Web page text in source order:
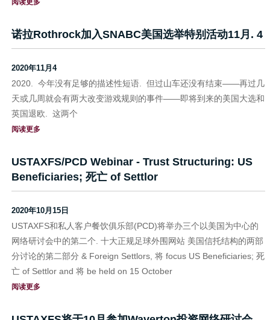
诺拉Rothrock加入SNABC美国选举特别活动11月. 4
2020年11月4
2020. 今年没有足够的描述性短语. 但过山车还没有结束——再过几
天或几周就会有两大改变游戏规则的事件——即将到来的美国大选和
英国退欧. 这两个
阅读更多
USTAXFS/PCD Webinar - Trust Structuring: US
Beneficiaries; 死亡 of Settlor
2020年10月15日
USTAXFS和私人客户餐饮俱乐部(PCD)将举办三个以美国为中心的
网络研讨会中的第二个. 十大正规足球外围网站 美国信托结构的两部
分讨论的第二部分 & Foreign Settlors, 将 focus US Beneficiaries; 死
亡 of Settlor and 将 be held on 15 October
阅读更多